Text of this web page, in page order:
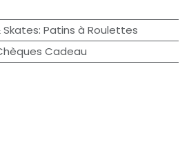
: Patins à Roulettes
Cadeau